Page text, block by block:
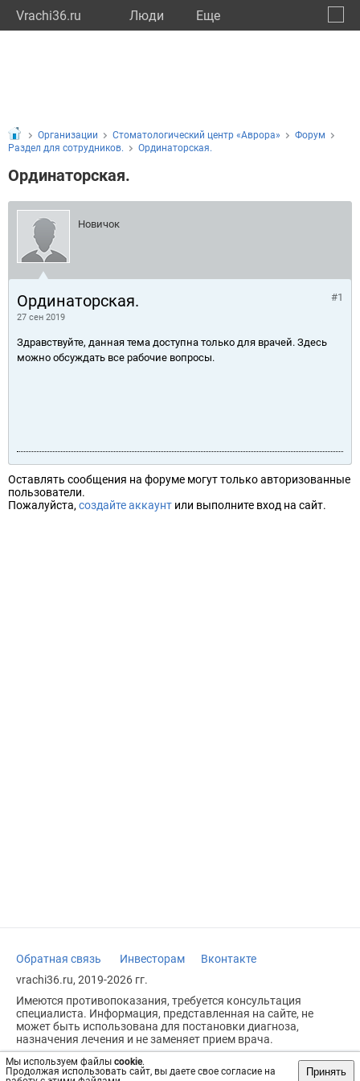
Vrachi36.ru Люди Eще
Мы используем файлы cookie.
Продолжая использовать сайт, вы даете свое согласие на
Принять
Организации Стоматологический центр «Аврора»
Форум
Раздел для сотрудников.
Ординаторская.
Ординаторская.
Новичок
Ординаторская.
27 сен 2019
#1
Здравствуйте, данная тема доступна только для врачей. Здесь
можно обсуждать все рабочие вопросы.
Оставлять сообщения на форуме могут только авторизованные
пользователи.
Пожалуйста, создайте аккаунт или выполните вход на сайт.
Обратная связь Инвесторам
Вконтакте
vrachi36.ru, 2019-2026 гг.
Имеются противопоказания, требуется консультация
специалиста. Информация, представленная на сайте, не
может быть использована для постановки диагноза,
назначения лечения и не заменяет прием врача.
Возрастное ограничение: 18+